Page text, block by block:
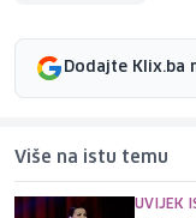
Dodajte Klix.ba
Više na istu temu
UVIJEK